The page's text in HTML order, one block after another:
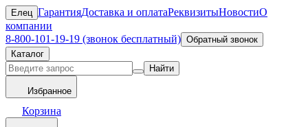
Елец ГарантияДоставка и оплатаРеквизитыНовостиО
компании
8-800-101-19-19 (звонок бесплатный) Обратный звонок
Каталог
Найти
Избранное
Корзина